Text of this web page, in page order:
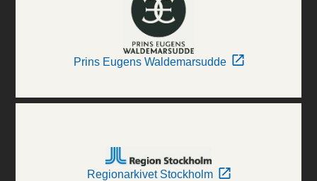
Prins Eugens Waldemarsudde
Regionarkivet Stockholm